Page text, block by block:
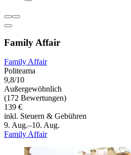
Family Affair
Family Affair
Politeama
9,8/10
Außergewöhnlich
(172 Bewertungen)
139 €
inkl. Steuern & Gebühren
9. Aug.–10. Aug.
Family Affair